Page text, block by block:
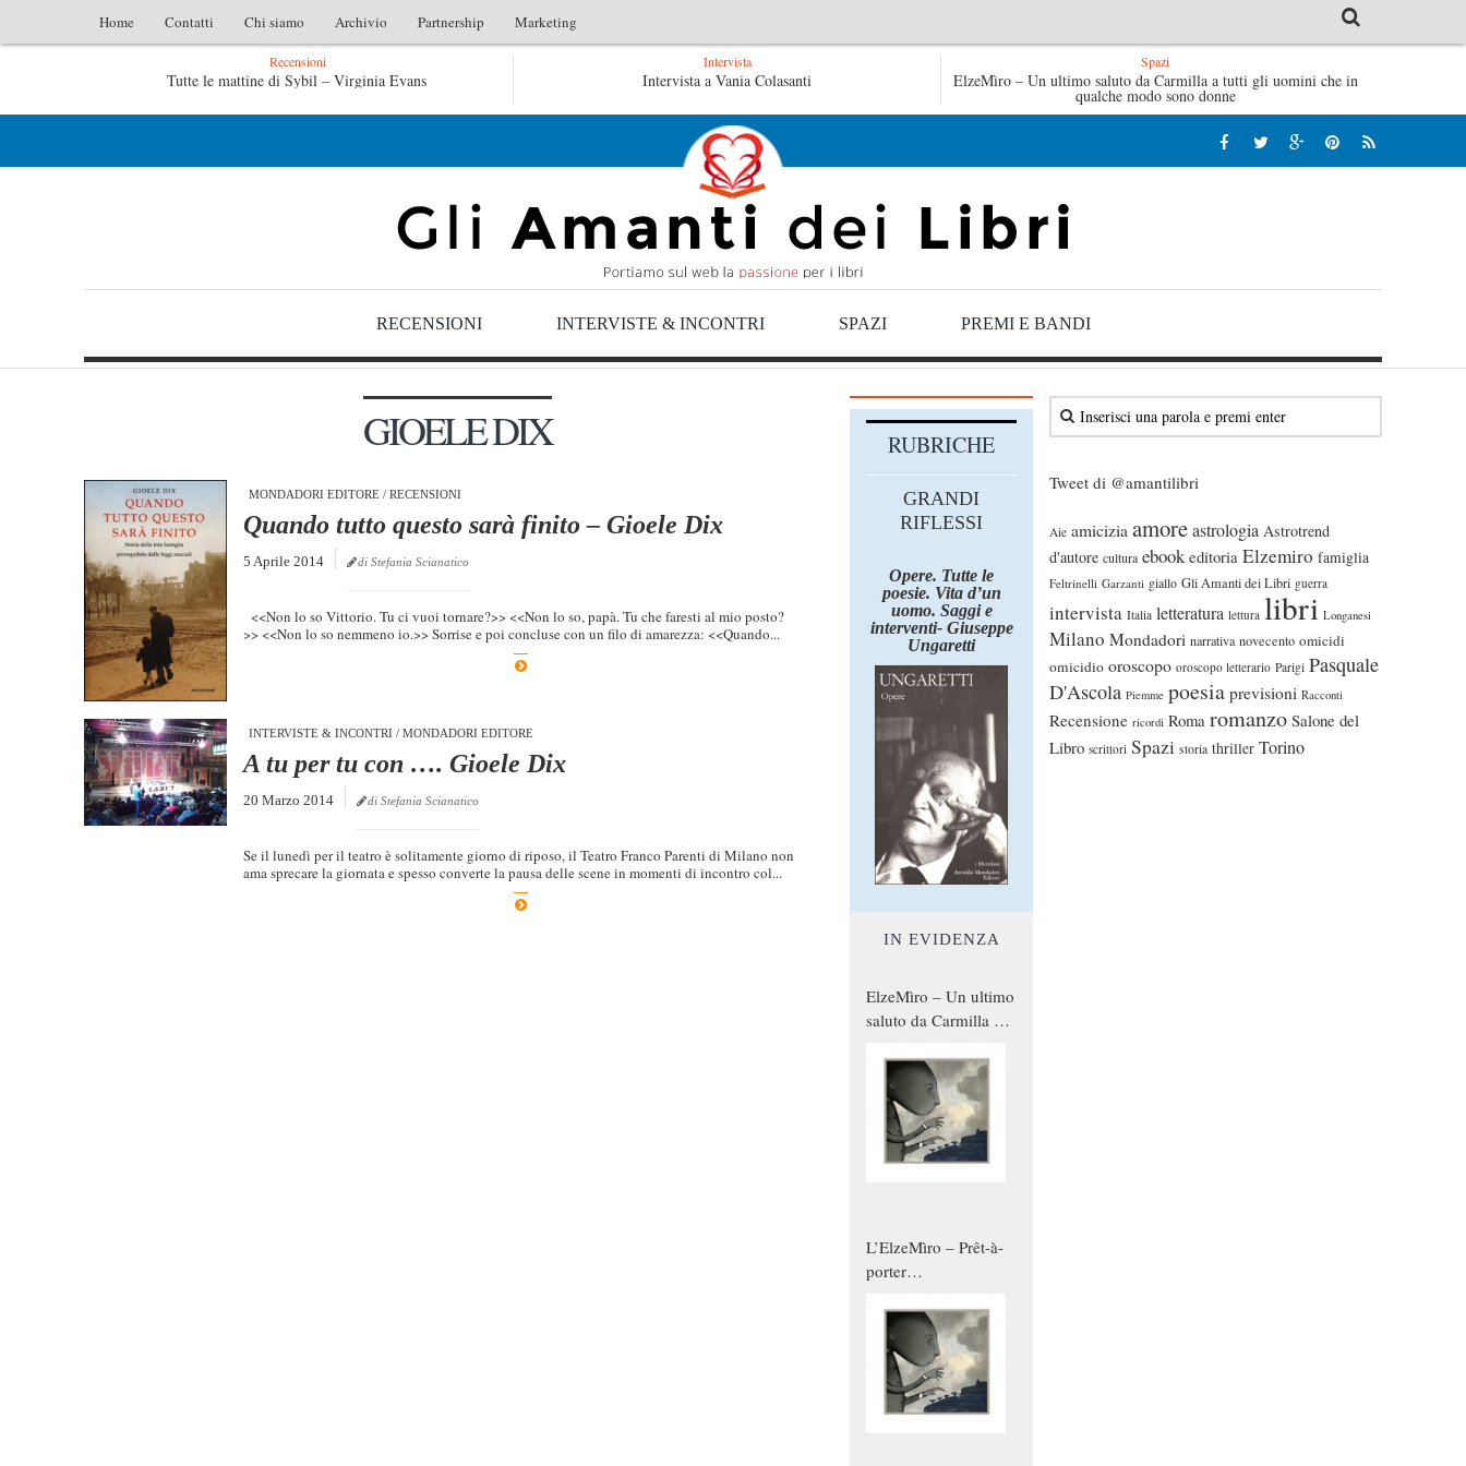
Home Contatti Chi siamo Archivio Partnership Marketing
Recensioni
Tutte le mattine di Sybil – Virginia Evans L’idraulico non verrà – Fruttero & Lucentini Le anime salve di Fabrizio De André – Jan Gaggetta Tutte le mattine
L’idraulico non verrà – Fruttero & Lucentini
Intervista
Intervista a Vania Colasanti
Spazi
ElzeMìro – Un ultimo saluto da Carmilla a tutti gli uomini che in
qualche modo sono donne
RECENSIONI INTERVISTE & INCONTRI SPAZI PREMI E BANDI
GIOELE DIX
MONDADORI EDITORE / RECENSIONI
Quando tutto questo sarà finito – Gioele Dix
5 Aprile 2014 di Stefania Scianatico
<<Non lo so Vittorio. Tu ci vuoi tornare?>> <<Non lo so, papà. Tu che faresti al mio posto?
>> <<Non lo so nemmeno io.>> Sorrise e poi concluse con un filo di amarezza: <<Quando...
INTERVISTE & INCONTRI / MONDADORI EDITORE
A tu per tu con …. Gioele Dix
20 Marzo 2014 di Stefania Scianatico
Se il lunedì per il teatro è solitamente giorno di riposo, il Teatro Franco Parenti di Milano non
ama sprecare la giornata e spesso converte la pausa delle scene in momenti di incontro col...
Tweet di @amantilibri
Aie amicizia amoreastrologia Astrotrend
d'autore cultura ebook editoria Elzemiro famiglia
Feltrinelli Garzanti giallo Gli Amanti dei Libri guerra
intervista Italia letteratura lettura libri Longanesi
Milano Mondadori narrativa novecento omicidi
omicidio oroscopo oroscopo letterario Parigi Pasquale
D'Ascola Piemme poesia previsioni Racconti
Recensione ricordi Roma romanzo Salone del
Libro scrittori Spazi storia thriller Torino
RUBRICHE
GRANDI
RIFLESSI
Opere. Tutte le
poesie. Vita d’un
uomo. Saggi e
interventi- Giuseppe
Ungaretti
IN EVIDENZA
ElzeMìro – Un ultimo
saluto da Carmilla a
qualche modo sono
donne
L’ElzeMìro – Prêt-à-
porter